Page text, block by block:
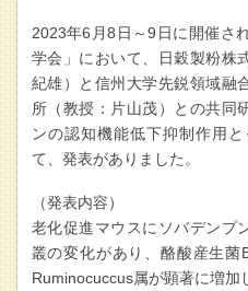
2023年6月8日～9日に開催さ
学会」において、日穀製粉株
紀雄）と信州大学先鋭領域融
所（教授：片山茂）との共同
ンの認知機能低下抑制作用
て、発表がありました。
（発表内容）
老化促進マウスにソバデンプ
叢の変化があり、 酪酸産生菌
Ruminocuccus属が顕著に増加